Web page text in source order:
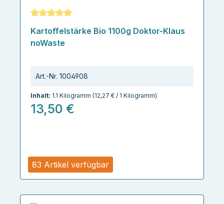
83 Artikel verfügbar
Durchschnittliche Bewertung von 5 von 5 Sternen
Kartoffelstärke Bio 1100g Doktor-Klaus
noWaste
Art.-Nr. 1004908
Inhalt: 1.1 Kilogramm (12,27 € / 1 Kilogramm)
13,50 €